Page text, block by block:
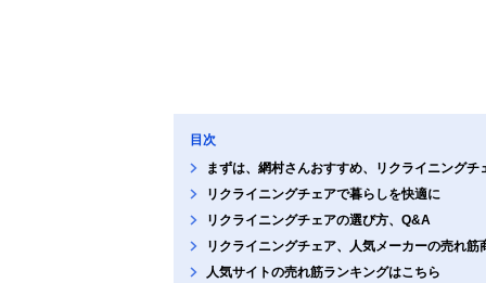
目次
まずは、網村さんおすすめ、リクライニングチ
リクライニングチェアで暮らしを快適に
リクライニングチェアの選び方、Q&A
リクライニングチェア、人気メーカーの売れ筋
人気サイトの売れ筋ランキングはこちら